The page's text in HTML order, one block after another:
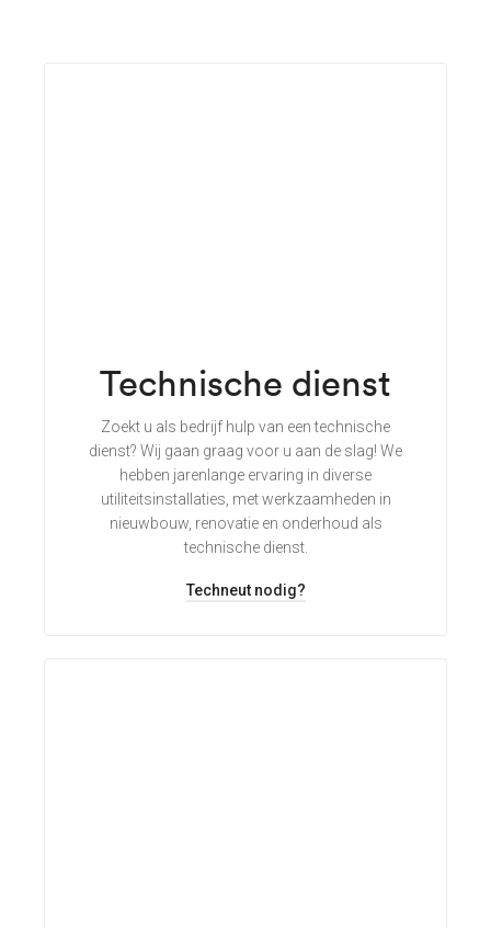
Technische dienst
Zoekt u als bedrijf hulp van een technische
dienst? Wij gaan graag voor u aan de slag! We
hebben jarenlange ervaring in diverse
utiliteitsinstallaties, met werkzaamheden in
nieuwbouw, renovatie en onderhoud als
technische dienst.
Techneut nodig?